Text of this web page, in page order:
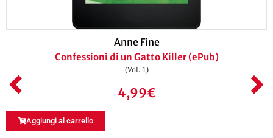
Anne Fine
Confessioni di un Gatto Killer (ePub)
(Vol. 1)
4,99€
Aggiungi al carrello